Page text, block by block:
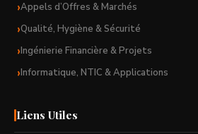
Appels d’Offres & Marchés
Qualité, Hygiène & Sécurité
Ingénierie Financière & Projets
Informatique, NTIC & Applications
Liens Utiles